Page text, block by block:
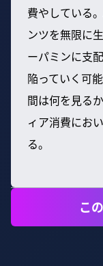
費やしている
ンツを無限に
ーパミンに支
陥っていく可
間は何を見る
ィア消費にお
る。
こ